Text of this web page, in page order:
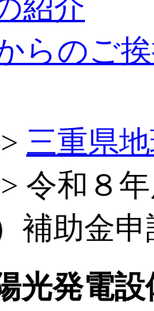
紹介
らのご
> 三重県
> 令和８
補助金
光発電